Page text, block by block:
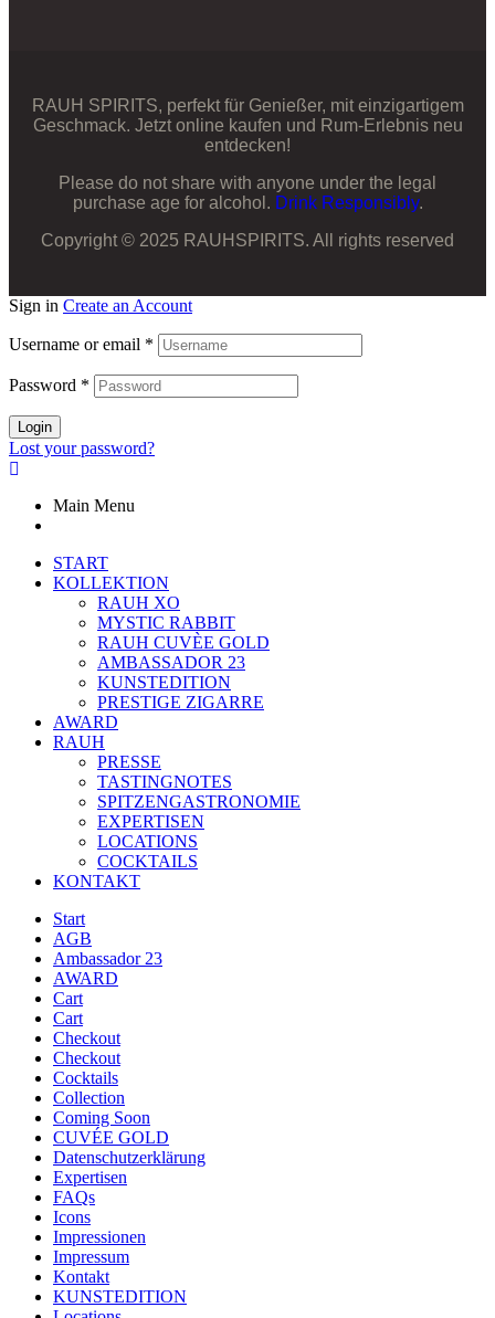
RAUH SPIRITS, perfekt für Genießer, mit einzigartigem
Geschmack. Jetzt online kaufen und Rum-Erlebnis neu
entdecken!
Please do not share with anyone under the legal
purchase age for alcohol. Drink Responsibly.
Copyright © 2025 RAUHSPIRITS. All rights reserved
Sign in Create an Account
Username or email *
Password *
Login
Lost your password?
Main Menu
START
KOLLEKTION
RAUH XO
MYSTIC RABBIT
RAUH CUVÈE GOLD
AMBASSADOR 23
KUNSTEDITION
PRESTIGE ZIGARRE
AWARD
RAUH
PRESSE
TASTINGNOTES
SPITZENGASTRONOMIE
EXPERTISEN
LOCATIONS
COCKTAILS
KONTAKT
Start
AGB
Ambassador 23
AWARD
Cart
Cart
Checkout
Checkout
Cocktails
Collection
Coming Soon
CUVÉE GOLD
Datenschutzerklärung
Expertisen
FAQs
Icons
Impressionen
Impressum
Kontakt
KUNSTEDITION